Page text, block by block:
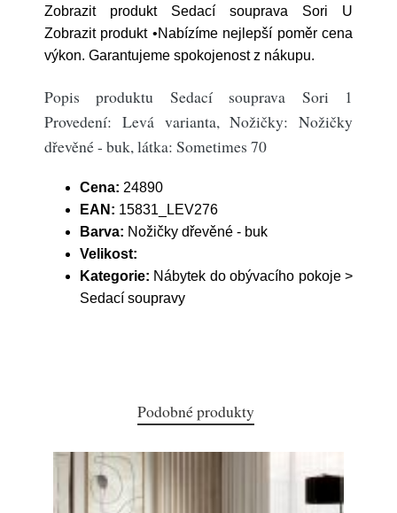
Zobrazit produkt Sedací souprava Sori U
Zobrazit produkt •Nabízíme nejlepší poměr cena
výkon. Garantujeme spokojenost z nákupu.
Popis produktu Sedací souprava Sori 1
Provedení: Levá varianta, Nožičky: Nožičky
dřevěné - buk, látka: Sometimes 70
Cena: 24890
EAN: 15831_LEV276
Barva: Nožičky dřevěné - buk
Velikost:
Kategorie: Nábytek do obývacího pokoje >
Sedací soupravy
Podobné produkty